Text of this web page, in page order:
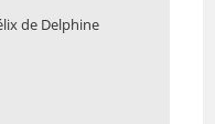
de Delphine